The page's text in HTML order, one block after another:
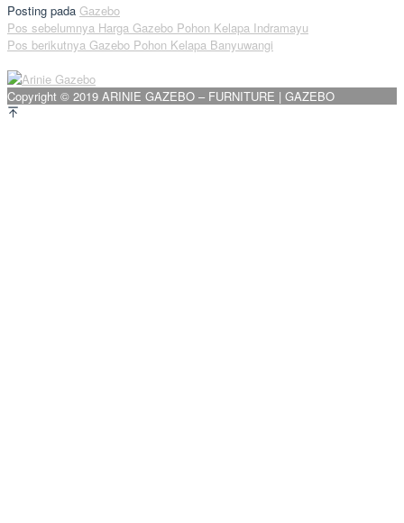
Posting pada Gazebo
Navigasi
pos
Pos sebelumnya Harga Gazebo Pohon Kelapa Indramayu
Pos berikutnya Gazebo Pohon Kelapa Banyuwangi
Copyright © 2019 ARINIE GAZEBO – FURNITURE | GAZEBO